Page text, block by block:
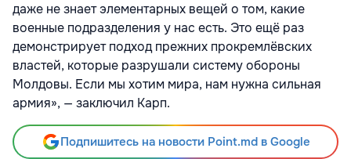
даже не знает элементарных вещей о том, какие
военные подразделения у нас есть. Это ещё раз
демонстрирует подход прежних прокремлёвских
властей, которые разрушали систему обороны
Молдовы. Если мы хотим мира, нам нужна сильная
армия», — заключил Карп.
Подпишитесь на новости Point.md в Google